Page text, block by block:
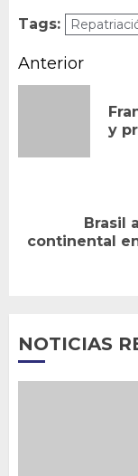
Tags:
entradas
Anterior
y
Siguiente
Brasil
continental
NOTICIAS